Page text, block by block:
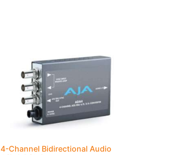
4-Channel Bidirectional Audio